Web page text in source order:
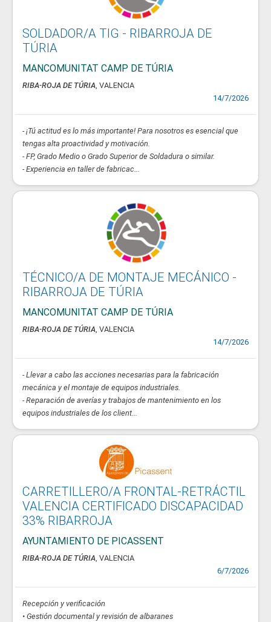
SOLDADOR/A TIG - RIBARROJA DE
TÚRIA
MANCOMUNITAT CAMP DE TÚRIA
RIBA-ROJA DE TÚRIA, VALENCIA
14/7/2026
- ¡Tú actitud es lo más importante! Para nosotros es esencial que
tengas alta proactividad y motivación.
- FP, Grado Medio o Grado Superior de Soldadura o similar.
- Experiencia en taller de fabricac...
TÉCNICO/A DE MONTAJE MECÁNICO -
RIBARROJA DE TÚRIA
MANCOMUNITAT CAMP DE TÚRIA
RIBA-ROJA DE TÚRIA, VALENCIA
14/7/2026
- Llevar a cabo las acciones necesarias para la fabricación
mecánica y el montaje de equipos industriales.
- Reparación de averías y trabajos de mantenimiento en los
equipos industriales de los client...
CARRETILLERO/A FRONTAL-RETRÁCTIL
VALENCIA CERTIFICADO DISCAPACIDAD
33% RIBARROJA
AYUNTAMIENTO DE PICASSENT
RIBA-ROJA DE TÚRIA, VALENCIA
6/7/2026
Recepción y verificación
• Gestión documental y revisión de albaranes